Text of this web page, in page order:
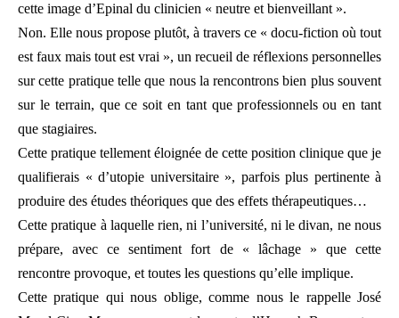
cette image d’Epinal du clinicien « neutre et bienveillant ».
Non. Elle nous propose plutôt, à travers ce « docu-fiction où tout
est faux mais tout est vrai », un recueil de réflexions personnelles
sur cette pratique telle que nous la rencontrons bien plus souvent
sur le terrain, que ce soit en tant que professionnels ou en tant
que stagiaires.
Cette pratique tellement éloignée de cette position clinique que je
qualifierais « d’utopie universitaire », parfois plus pertinente à
produire des études théoriques que des effets thérapeutiques…
Cette pratique à laquelle rien, ni l’université, ni le divan, ne nous
prépare, avec ce sentiment fort de « lâchage » que cette
rencontre provoque, et toutes les questions qu’elle implique.
Cette pratique qui nous oblige, comme nous le rappelle José